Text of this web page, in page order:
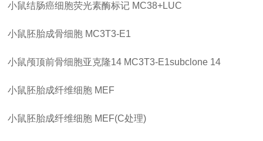
小鼠结肠癌细胞荧光素酶标记 MC38+LUC
小鼠胚胎成骨细胞 MC3T3-E1
小鼠颅顶前骨细胞亚克隆14 MC3T3-E1subclone 14
小鼠胚胎成纤维细胞 MEF
小鼠胚胎成纤维细胞 MEF(C处理)